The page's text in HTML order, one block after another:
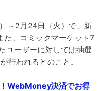
～2月24日（火）で、新
た、コミックマーケット7
ユーザーに対しては抽選
行われるとのこと。
WebMoney決済でお得